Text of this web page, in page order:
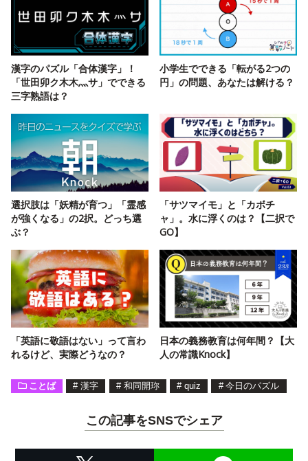
漢字のパズル「合体漢字」！
「世田卯ク木木灬サ」でできる
三字熟語は？
小学生でできる「転がる2つの
円」の問題、あなたは解ける？
選択肢は「妖精が育つ」「霊感
が強くなる」の2択。どっち選
ぶ？
「サツマイモ」と「カボチ
ャ」。水に浮くのは？【二択で
GO】
「英語に敬語はない」って言わ
れるけど、実際どうなの？
日本の義務教育は何年間？【大
人の常識Knock】
ことば # 漢字 # 和同開珎 # quiz # 今日のパズル
この記事をSNSでシェア